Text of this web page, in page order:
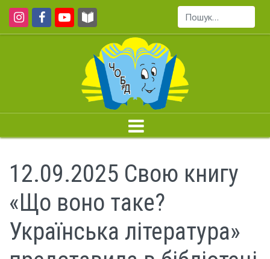
Пошук...
12.09.2025 Свою книгу
«Що воно таке?
Українська література»